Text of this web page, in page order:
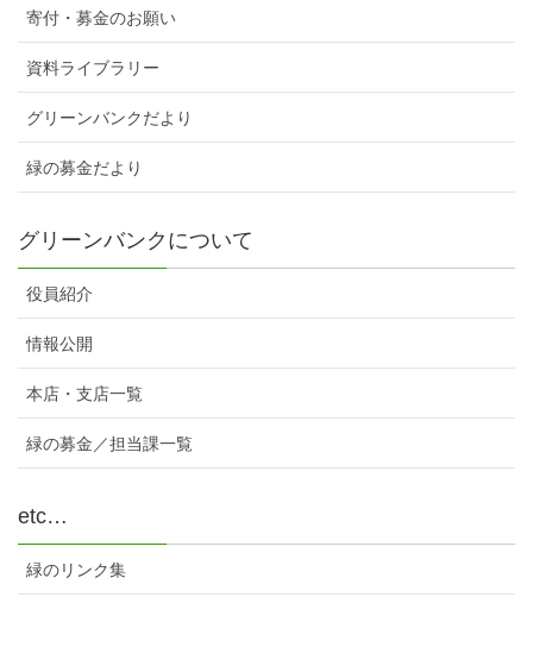
寄付・募金のお願い
資料ライブラリー
グリーンバンクだより
緑の募金だより
グリーンバンクについて
役員紹介
情報公開
本店・支店一覧
緑の募金／担当課一覧
etc…
緑のリンク集